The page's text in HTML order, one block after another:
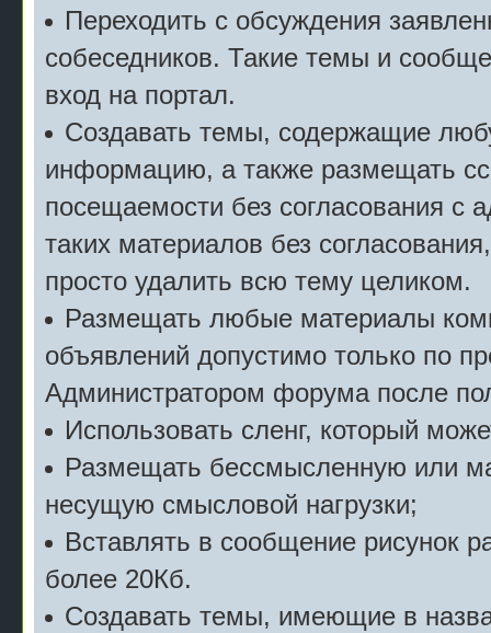
Переходить с обсуждения
собеседников. Такие темы и
вход на портал.
Создавать темы, содержащие
информацию, а также размещать
посещаемости без согласования с
таких материалов без
просто удалить всю тему целиком.
Размещать любые материалы
объявлений допустимо только по
Администратором форума после
Использовать сленг, который
Размещать бессмысленную или
несущую смысловой нагрузки;
Вставлять в сообщение рисунок
более 20Кб.
Создавать темы, имеющие в